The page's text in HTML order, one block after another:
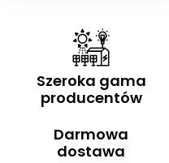
Szeroka gama
producentów
Darmowa
dostawa